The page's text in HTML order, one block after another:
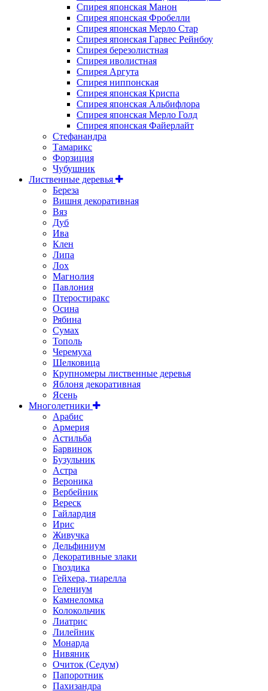
Спирея японская Манон
Спирея японская Фробелли
Спирея японская Мерло Стар
Спирея японская Гарвес Рейнбоу
Спирея березолистная
Спирея иволистная
Спирея Аргута
Спирея ниппонская
Спирея японская Криспа
Спирея японская Альбифлора
Спирея японская Мерло Голд
Спирея японская Файерлайт
Стефанандра
Тамарикс
Форзиция
Чубушник
Лиственные деревья
Береза
Вишня декоративная
Вяз
Дуб
Ива
Клен
Липа
Лох
Магнолия
Павлония
Птеростиракс
Осина
Рябина
Сумах
Тополь
Черемуха
Шелковица
Крупномеры лиственные деревья
Яблоня декоративная
Ясень
Многолетники
Арабис
Армерия
Астильбa
Барвинок
Бузульник
Астра
Вероника
Вербейник
Вереск
Гайлардия
Ирис
Живучка
Дельфиниум
Декоративные злаки
Гвоздика
Гейхера, тиарелла
Гелениум
Камнеломка
Колокольчик
Лиатрис
Лилейник
Монарда
Нивяник
Очиток (Седум)
Папоротник
Пахизандра